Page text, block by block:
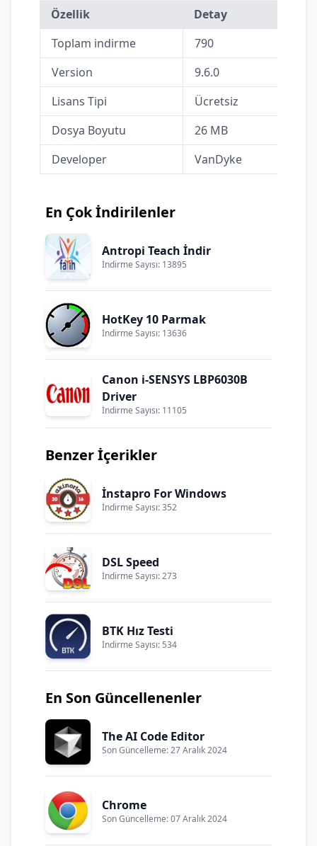
Özellik
Detay
Toplam indirme
790
Version
9.6.0
Lisans Tipi
Ücretsiz
Dosya Boyutu
26 MB
Developer
VanDyke
En Çok İndirilenler
Antropi Teach İndir
İndirme Sayısı: 13895
HotKey 10 Parmak
İndirme Sayısı: 13636
Canon i-SENSYS LBP6030B
Driver
İndirme Sayısı: 11105
Benzer İçerikler
İnstapro For Windows
İndirme Sayısı: 352
DSL Speed
İndirme Sayısı: 273
BTK Hız Testi
İndirme Sayısı: 534
En Son Güncellenenler
The AI Code Editor
Son Güncelleme: 27 Aralık 2024
Chrome
Son Güncelleme: 07 Aralık 2024